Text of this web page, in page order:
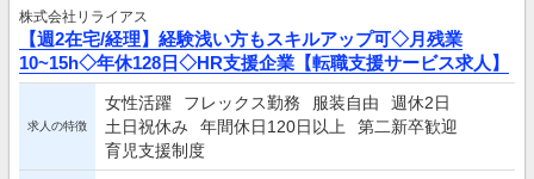
株式会社リライアス
【週2在宅/経理】経験浅い方もスキルアップ可◇月残業
10~15h◇年休128日◇HR支援企業【転職支援サービス求人】
求人の特徴
女性活躍 フレックス勤務 服装自由
週休2日
土日祝休み
年間休日120日以上
第二新卒歓迎
育児支援制度